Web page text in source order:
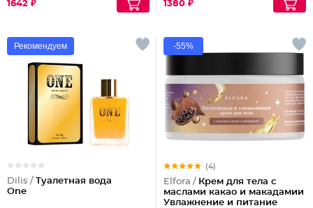
1642 ₽ 1380 ₽
Рекомендуем
Dilis / Туалетная вода
One
-55%
(4)
Elfora / Крем для тела с
маслами какао и макадамии
Увлажнение и питание